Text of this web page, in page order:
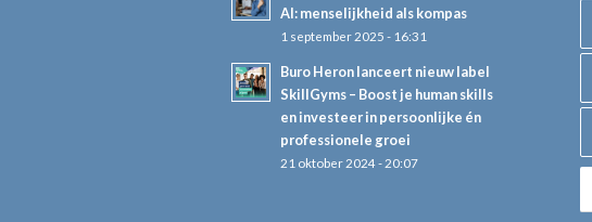
AI: menselijkheid als kompas
1 september 2025 - 16:31
Buro Heron lanceert nieuw label
SkillGyms – Boost je human skills
en investeer in persoonlijke én
professionele groei
21 oktober 2024 - 20:07